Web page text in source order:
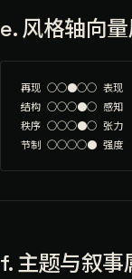
e. 风格轴向
再现 ○○●○○ 表现   （
结构 ○○○●○ 感知   （
秩序 ○○○●○ 张力
f. 主题与叙事